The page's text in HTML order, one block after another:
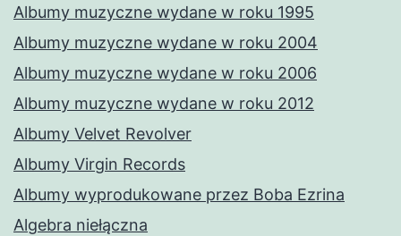
Albumy muzyczne wydane w roku 1995
Albumy muzyczne wydane w roku 2004
Albumy muzyczne wydane w roku 2006
Albumy muzyczne wydane w roku 2012
Albumy Velvet Revolver
Albumy Virgin Records
Albumy wyprodukowane przez Boba Ezrina
Algebra niełączna